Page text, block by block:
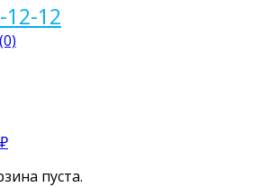
12-12
(0)
пуста.